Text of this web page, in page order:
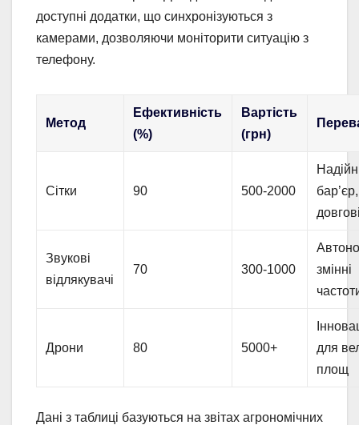
доступні додатки, що синхронізуються з
камерами, дозволяючи моніторити ситуацію з
телефону.
Метод
Ефективність
(%)
Вартість
(грн)
Сітки 90 500-2000
бар’єр,
Звукові
відлякувачі
70 300-1000
змінні
Дрони 80 5000+
для
площ
Дані з таблиці базуються на звітах агрономічних